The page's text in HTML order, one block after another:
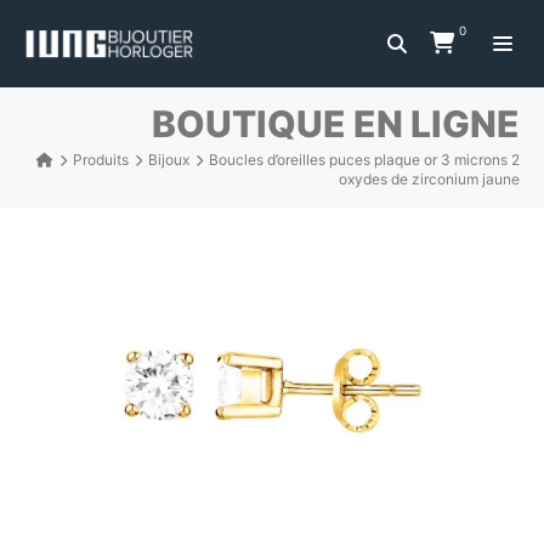
0
BOUTIQUE EN LIGNE
Produits Bijoux
Boucles d’oreilles puces plaque or 3 microns 2
oxydes de zirconium jaune